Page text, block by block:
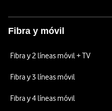
Fibra y móvil
Fibra y 2 líneas móvil + TV
Fibra y 3 líneas móvil
Fibra y 4 líneas móvil